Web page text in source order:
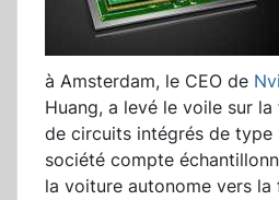
à Amsterdam, le CEO de
Huang, a levé le voile sur
de circuits intégrés de type
société compte
la voiture autonome vers la